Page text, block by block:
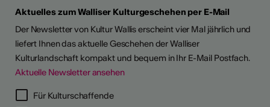
Aktuelles zum Walliser Kulturgeschehen per E-Mail
Der Newsletter von Kultur Wallis erscheint vier Mal jährlich und
liefert Ihnen das aktuelle Geschehen der Walliser
Kulturlandschaft kompakt und bequem in Ihr E-Mail Postfach.
Aktuelle Newsletter ansehen
Für Kulturschaffende